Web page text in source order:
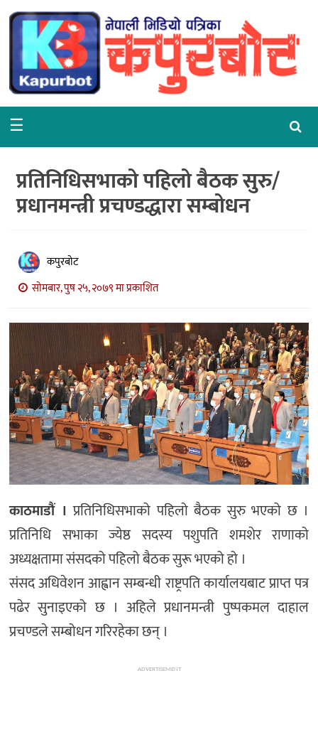
गृहपृष्ठ
समाचार
राजनीति
वरपर
शिक्षा
विचार
अन्तर्वार्ता
मनोरञ्जन
खेल
प्रविधि
भिडियो
☰
प्रतिनिधिसभाको पहिलो बैठक सुरु/
प्रधानमन्त्री प्रचण्डद्धारा सम्बोधन
कपुरबोट
सोमबार, पुष २५, २०७९ मा प्रकाशित
काठमाडौं । प्रतिनिधिसभाको पहिलो बैठक सुरु भएको छ ।
प्रतिनिधि सभाका ज्येष्ठ सदस्य पशुपति शमशेर राणाको
अध्यक्षतामा संसदको पहिलो बैठक सुरू भएको हो ।
संसद अधिवेशन आह्वान सम्बन्धी राष्ट्रपति कार्यालयबाट प्राप्त पत्र
पढेर सुनाइएको छ । अहिले प्रधानमन्त्री पुष्पकमल दाहाल
प्रचण्डले सम्बोधन गरिरहेका छन् ।
ADVERTISEMENT